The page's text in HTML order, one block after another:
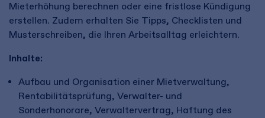
Mieterhöhung berechnen oder eine fristlose Kündigung
erstellen. Zudem erhalten Sie Tipps, Checklisten und
Musterschreiben, die Ihren Arbeitsalltag erleichtern.
Inhalte:
Aufbau und Organisation einer Mietverwaltung,
Rentabilitätsprüfung, Verwalter- und
Sonderhonorare, Verwaltervertrag, Haftung des